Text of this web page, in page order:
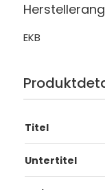
EKB
Titel
Untertitel